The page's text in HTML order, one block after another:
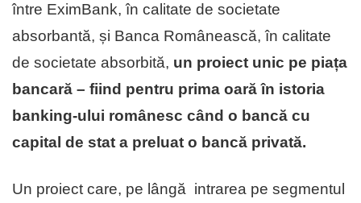
între EximBank, în calitate de societate
absorbantă, și Banca Românească, în calitate
de societate absorbită, un proiect unic pe piața
bancară – fiind pentru prima oară în istoria
banking-ului românesc când o bancă cu
capital de stat a preluat o bancă privată.
Un proiect care, pe lângă intrarea pe segmentul